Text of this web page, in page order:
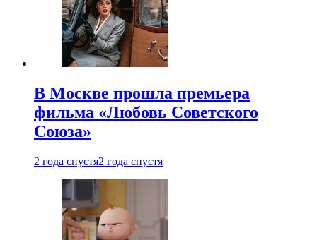
В Москве прошла премьера
фильма «Любовь Советского
Союза»
2 года спустя2 года спустя